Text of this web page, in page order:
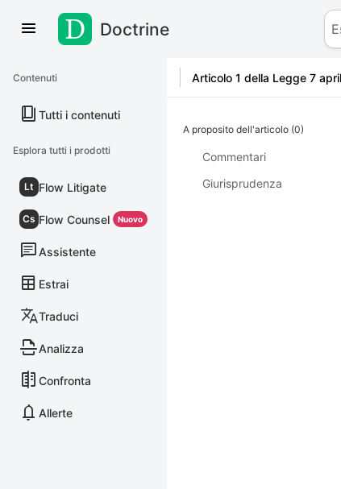
Salta al contenutoDoctrine
Contenuti
Tutti i contenuti
Esplora tutti i prodotti
Lt Flow Litigate
Cs Flow Counsel Nuovo
Assistente
Estrai
Traduci
Analizza
Confronta
Allerte
Articolo 1 della Legge 7
A proposito dell'articolo (0)
Commentari
Giurisprudenza